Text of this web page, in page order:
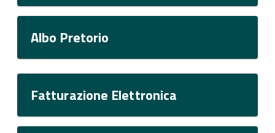
Albo Pretorio
Fatturazione Elettronica